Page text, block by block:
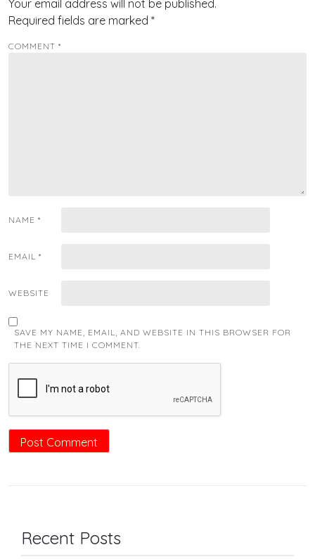
Your email address will not be published.
Required fields are marked *
COMMENT *
NAME *
EMAIL *
WEBSITE
SAVE MY NAME, EMAIL, AND WEBSITE IN THIS BROWSER FOR
THE NEXT TIME I COMMENT.
Recent Posts